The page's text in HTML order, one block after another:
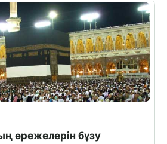
ережелерін бұзу